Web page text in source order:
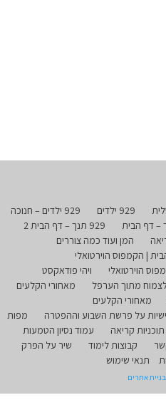
929 ילדים
929 ילדים – חנוכה
929 תנך – דף הבית 2
המן ועוד כמה צוררים
| הקמפוס הוירטואלי
הוירטואלי
ויהי פודאקסט
מתוך הערפל
מאחורי הקלעים
מאחורי הקלעים
על פרשת השבוע וההפטרה
מפות
קריאה
עמוד נסיון הטמעות
קבוצות לימוד
שיר על הפרק
תנאי שימוש
בניית אתרים